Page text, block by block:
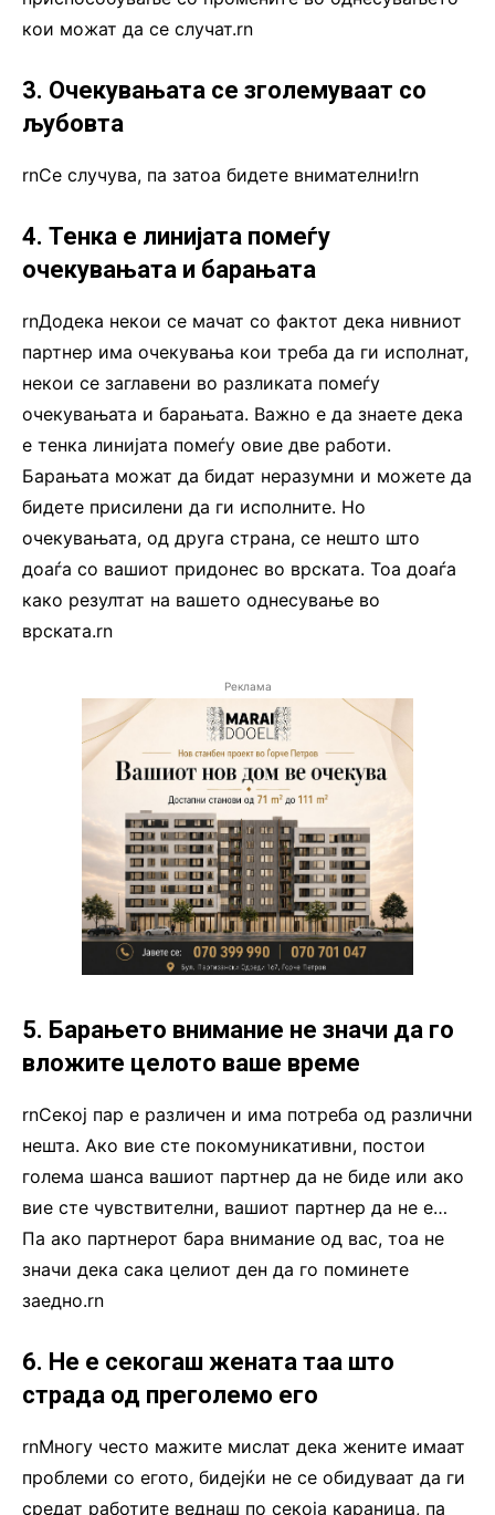
кои можат да се случат.rn
3. Очекувањата се зголемуваат со
љубовта
rnСе случува, па затоа бидете внимателни!rn
4. Тенка е линијата помеѓу
очекувањата и барањата
rnДодека некои се мачат со фактот дека нивниот
партнер има очекувања кои треба да ги исполнат,
некои се заглавени во разликата помеѓу
очекувањата и барањата. Важно е да знаете дека
е тенка линијата помеѓу овие две работи.
Барањата можат да бидат неразумни и можете да
бидете присилени да ги исполните. Но
очекувањата, од друга страна, се нешто што
доаѓа со вашиот придонес во врската. Тоа доаѓа
како резултат на вашето однесување во
врската.rn
Реклама
5. Барањето внимание не значи да го
вложите целото ваше време
rnСекој пар е различен и има потреба од различни
нешта. Ако вие сте покомуникативни, постои
голема шанса вашиот партнер да не биде или ако
вие сте чувствителни, вашиот партнер да не е…
Па ако партнерот бара внимание од вас, тоа не
значи дека сака целиот ден да го поминете
заедно.rn
6. Не е секогаш жената таа што
страда од преголемо его
rnМногу често мажите мислат дека жените имаат
проблеми со егото, бидејќи не се обидуваат да ги
средат работите веднаш по секоја караница, па